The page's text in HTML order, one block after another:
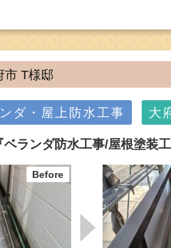
市 T様邸
ダ・屋上防水工事 大
ランダ防水工事/屋根塗装